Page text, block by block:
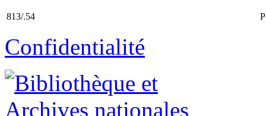
813/.54
Confidentialité